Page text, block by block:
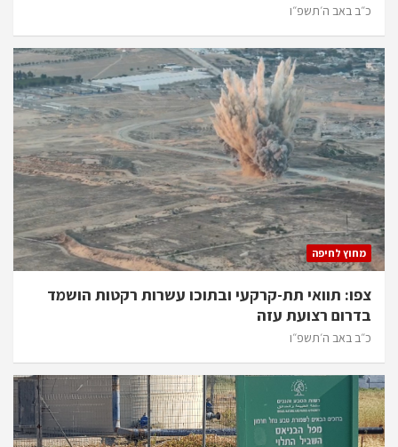
כ״ב באב ה׳תשפ״ו
מחוץ לחיפה
צפו: תוואי תת-קרקעי ובתוכו עשרות רקטות הושמד
בדרום רצועת עזה
כ״ב באב ה׳תשפ״ו